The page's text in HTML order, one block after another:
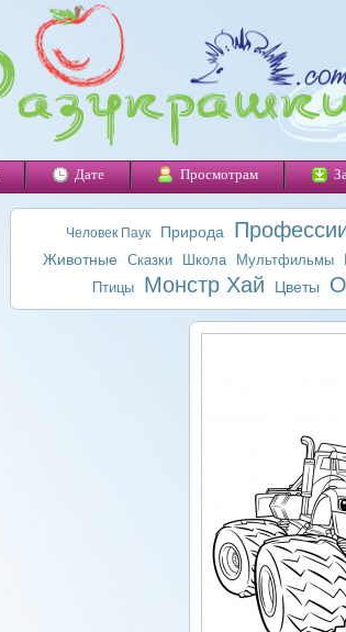
Дате Просмотрам
Человек Паук Природа
Животные Сказки Школа Мультфильмы
Птицы Монстр Хай Цветы